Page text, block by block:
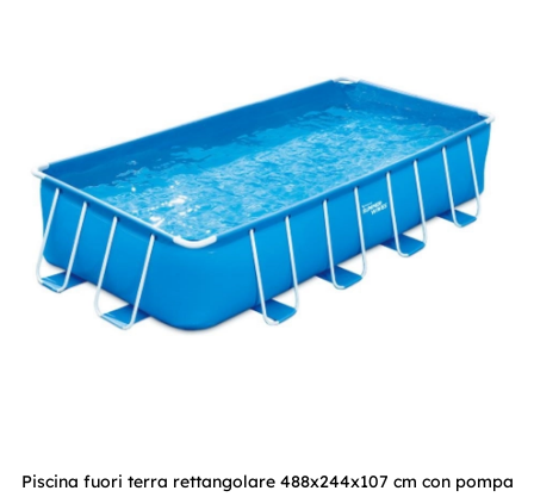
Piscina fuori terra rettangolare 488x244x107 cm con pompa